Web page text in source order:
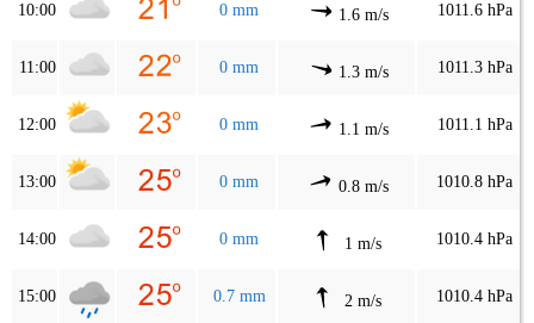
10:00 0 mm 1.6 m/s 1011.6 hPa
11:00 0 mm 1.3 m/s 1011.3 hPa
12:00 0 mm 1.1 m/s 1011.1 hPa
13:00 0 mm 0.8 m/s 1010.8 hPa
14:00 0 mm 1 m/s 1010.4 hPa
15:00 0.7 mm 2 m/s 1010.4 hPa